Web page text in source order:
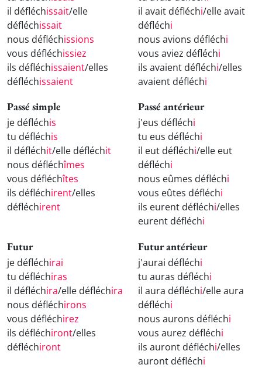
il défléchissait/elle
défléchissait
nous défléchissions
vous défléchissiez
ils défléchissaient/elles
défléchissaient
il avait défléchi/elle avait
défléchi
nous avions défléchi
vous aviez défléchi
ils avaient défléchi/elles
avaient défléchi
Passé simple
je défléchis
tu défléchis
il défléchit/elle défléchit
nous défléchîmes
vous défléchîtes
ils défléchirent/elles
défléchirent
Passé antérieur
j'eus défléchi
tu eus défléchi
il eut défléchi/elle eut
défléchi
nous eûmes défléchi
vous eûtes défléchi
ils eurent défléchi/elles
eurent défléchi
Futur
je défléchirai
tu défléchiras
il défléchira/elle défléchira
nous défléchirons
vous défléchirez
ils défléchiront/elles
défléchiront
Futur antérieur
j'aurai défléchi
tu auras défléchi
il aura défléchi/elle aura
défléchi
nous aurons défléchi
vous aurez défléchi
ils auront défléchi/elles
auront défléchi